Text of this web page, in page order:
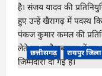
छत्तीसगढ़ रायपुर जिला